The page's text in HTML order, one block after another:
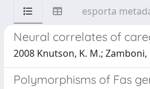
esporta
Neural correlates of
2008 Knutson, K. M.; Zamboni,
Polymorphisms of Fas